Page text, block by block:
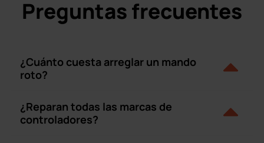
Preguntas frecuentes
¿Cuánto cuesta arreglar un mando
roto?
¿Reparan todas las marcas de
controladores?